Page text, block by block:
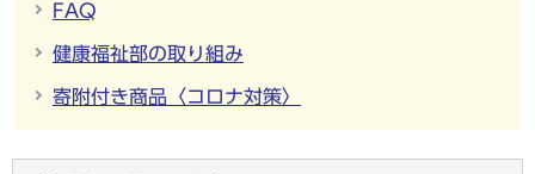
FAQ
健康福祉部の取り組み
寄附付き商品〈コロナ対策〉